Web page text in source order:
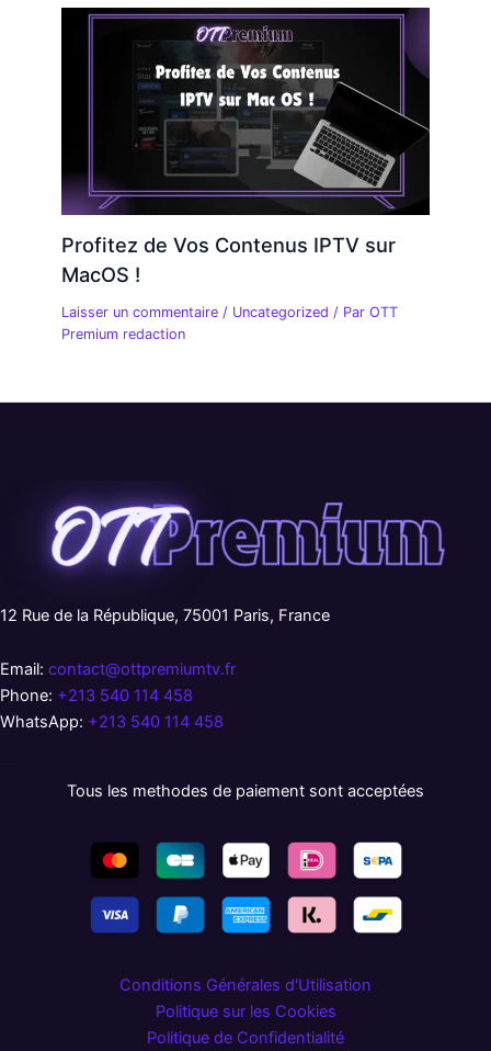
Profitez de Vos Contenus IPTV sur
MacOS !
Laisser un commentaire / Uncategorized / ParOTT
Premium redaction
12 Rue de la République, 75001 Paris, France
Email: contact@ottpremiumtv.fr
Phone: +213 540 114 458
WhatsApp: +213 540 114 458
Tous les methodes de paiement sont acceptées
Conditions Générales d'Utilisation
Politique sur les Cookies
Politique de Confidentialité